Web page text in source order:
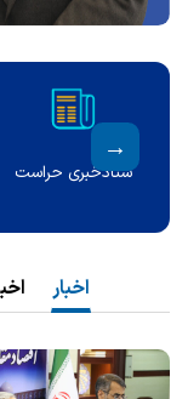
ستادخبری حراست
اخبار